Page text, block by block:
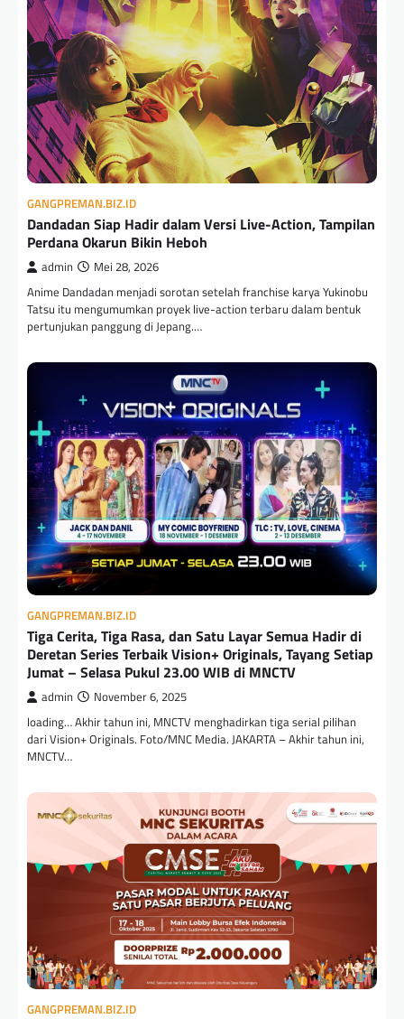
GANGPREMAN.BIZ.ID
Dandadan Siap Hadir dalam Versi Live-Action, Tampilan
Perdana Okarun Bikin Heboh
admin Mei 28, 2026
Anime Dandadan menjadi sorotan setelah franchise karya Yukinobu
Tatsu itu mengumumkan proyek live-action terbaru dalam bentuk
pertunjukan panggung di Jepang.…
GANGPREMAN.BIZ.ID
Tiga Cerita, Tiga Rasa, dan Satu Layar Semua Hadir di
Deretan Series Terbaik Vision+ Originals, Tayang Setiap
Jumat – Selasa Pukul 23.00 WIB di MNCTV
admin November 6, 2025
loading… Akhir tahun ini, MNCTV menghadirkan tiga serial pilihan
dari Vision+ Originals. Foto/MNC Media. JAKARTA – Akhir tahun ini,
MNCTV…
GANGPREMAN.BIZ.ID